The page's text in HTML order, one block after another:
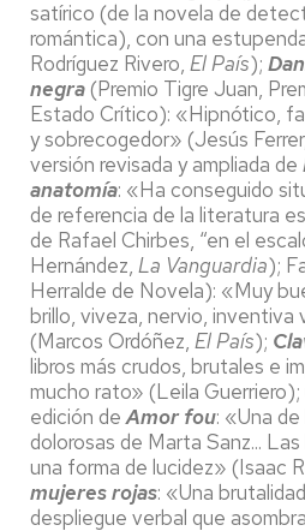
satírico (de la novela de
romántica), con una
Rodríguez Rivero, El País);
negra(Premio Tigre Juan,
Estado Crítico): «Hipnótico,
y sobrecogedor» (Jesús
versión revisada y ampliada de
anatomía: «Ha conseguido
de referencia de la literatura
de Rafael Chirbes, “en el
Hernández, La Vanguardia);
Herralde de Novela): «Muy
brillo, viveza, nervio, inventiva
(Marcos Ordóñez, El País);
libros más crudos, brutales e
mucho rato» (Leila Guerriero);
edición deAmor fou: «Una
dolorosas de Marta Sanz...
una forma de lucidez» (Isaac
mujeres rojas: «Una
despliegue verbal que